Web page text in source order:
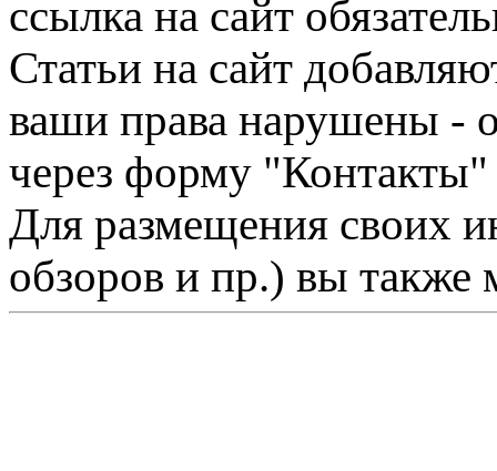
ссылка на сайт
Статьи на сайт
ваши права нарушены -
через форму "Контакты"
Для размещения своих
обзоров и пр.) вы также